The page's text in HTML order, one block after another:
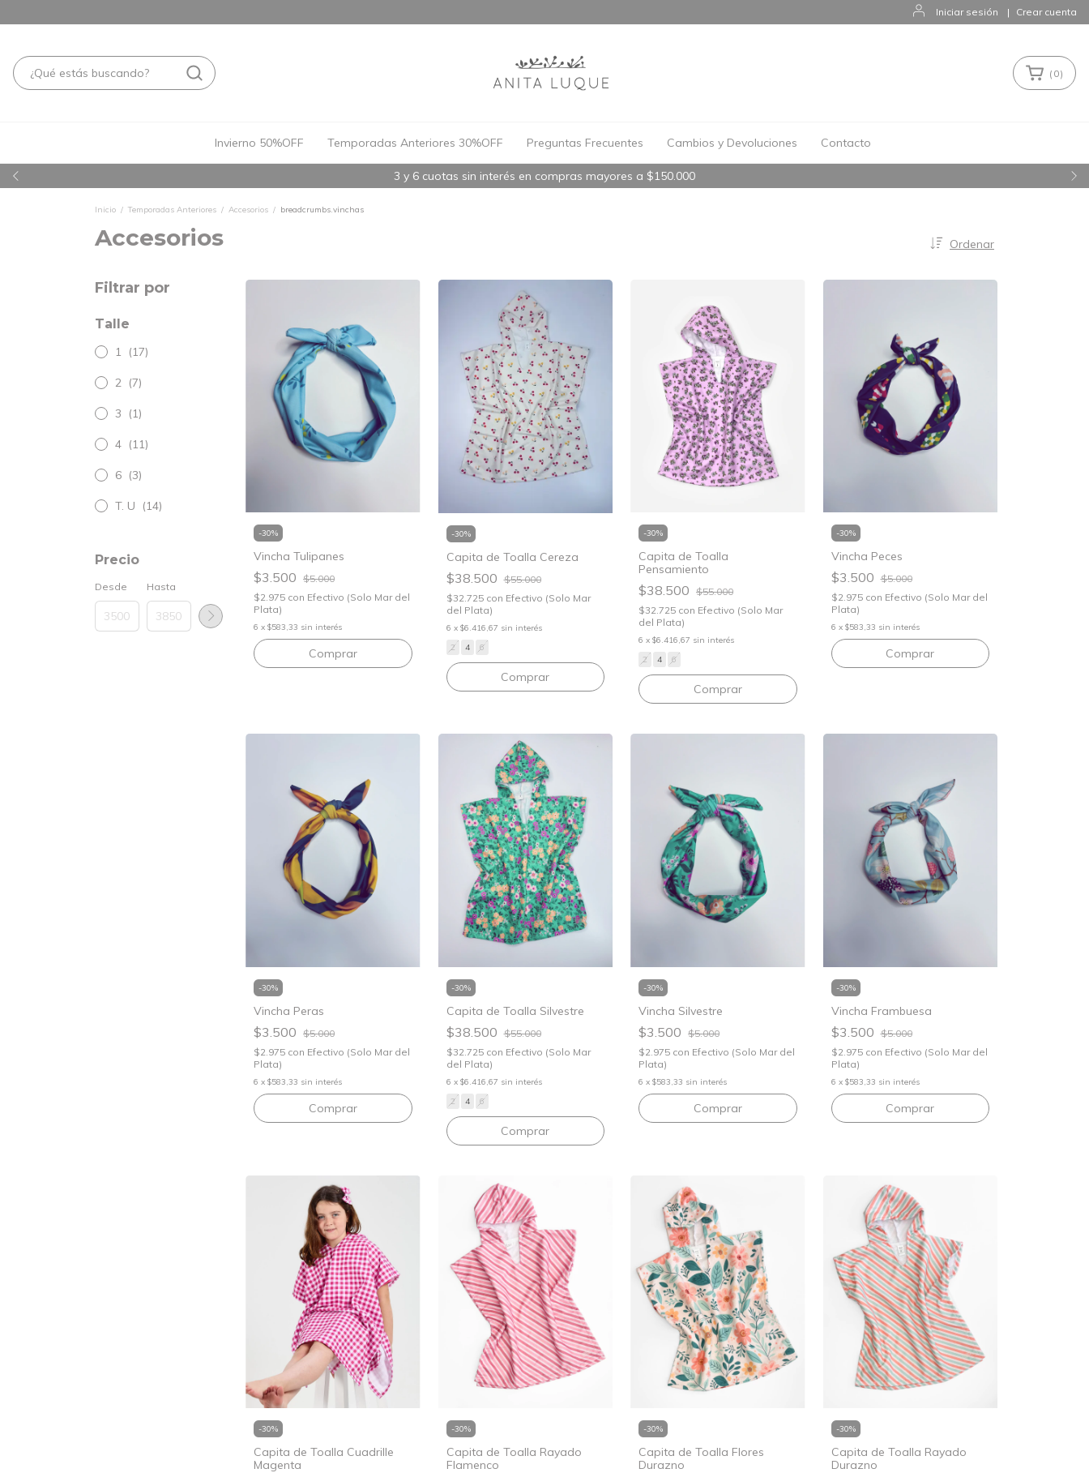
Iniciar sesión | Crear cuenta
3 y 6 cuotas sin interés en compras mayores a $150.000
( 0)
Invierno 50%OFF Temporadas Anteriores 30%OFF Preguntas Frecuentes Cambios y Devoluciones Contacto
Inicio / Temporadas Anteriores / Accesorios / breadcrumbs.vinchas
Accesorios Ordenar
Filtrar por
Talle
1 (17)
2 (7)
3 (1)
4 (11)
6 (3)
T. U (14)
Precio
Desde Hasta
-30%
Vincha Tulipanes
$3.500 $5.000
$2.975 con Efectivo (Solo Mar del
Plata)
6 x $583,33 sin interés
-30%
Capita de Toalla Cereza
$38.500 $55.000
$32.725 con Efectivo (Solo Mar
del Plata)
6 x $6.416,67 sin interés
2
4 6
Comprar
-30%
Capita de Toalla
Pensamiento
$38.500 $55.000
$32.725 con Efectivo (Solo Mar
del Plata)
6 x $6.416,67 sin interés
2
4 6
Comprar
-30%
Vincha Peces
$3.500 $5.000
$2.975 con Efectivo (Solo Mar del
Plata)
6 x $583,33 sin interés
-30%
Vincha Peras
$3.500 $5.000
$2.975 con Efectivo (Solo Mar del
Plata)
6 x $583,33 sin interés
-30%
Capita de Toalla Silvestre
$38.500 $55.000
$32.725 con Efectivo (Solo Mar
del Plata)
6 x $6.416,67 sin interés
2
4 6
Comprar
-30%
Vincha Silvestre
$3.500 $5.000
$2.975 con Efectivo (Solo Mar del
Plata)
6 x $583,33 sin interés
-30%
Vincha Frambuesa
$3.500 $5.000
$2.975 con Efectivo (Solo Mar del
Plata)
6 x $583,33 sin interés
-30%
Capita de Toalla Cuadrille
Magenta
-30%
Capita de Toalla Rayado
Flamenco
-30%
Capita de Toalla Flores
Durazno
-30%
Capita de Toalla Rayado
Durazno